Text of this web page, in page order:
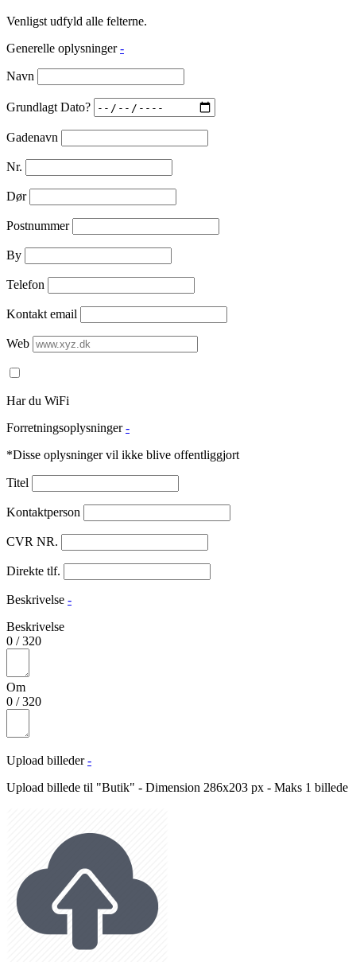
Venligst udfyld alle felterne.
Generelle oplysninger -
Navn
Grundlagt Dato?
Gadenavn
Nr.
Dør
Postnummer
By
Telefon
Kontakt email
Web
Har du WiFi
Forretningsoplysninger -
*Disse oplysninger vil ikke blive offentliggjort
Titel
Kontaktperson
CVR NR.
Direkte tlf.
Beskrivelse -
Beskrivelse
0 /320
Om
0 /320
Upload billeder -
Upload billede til "Butik" - Dimension 286x203 px - Maks 1 billede